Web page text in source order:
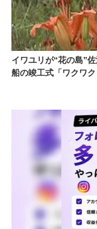
イワユリが“花の島”
船の竣工式「ワクワク